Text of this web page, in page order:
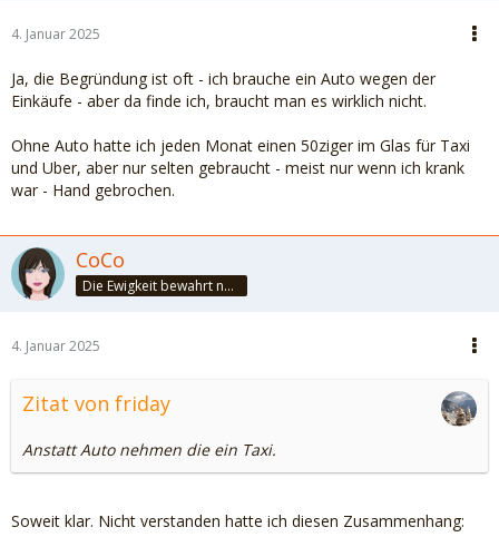
4. Januar 2025
Ja, die Begründung ist oft - ich brauche ein Auto wegen der
Einkäufe - aber da finde ich, braucht man es wirklich nicht.
Ohne Auto hatte ich jeden Monat einen 50ziger im Glas für Taxi
und Uber, aber nur selten gebraucht - meist nur wenn ich krank
war - Hand gebrochen.
CoCo
Die Ewigkeit bewahrt nur die Liebe, weil sie von gleicher Natur ist. ~Khalil Gibran~
4. Januar 2025
Zitat von friday
Anstatt Auto nehmen die ein Taxi.
Soweit klar. Nicht verstanden hatte ich diesen Zusammenhang: